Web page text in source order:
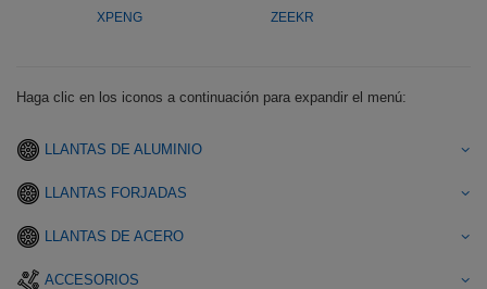
XPENG ZEEKR
Haga clic en los iconos a continuación para expandir el menú:
LLANTAS DE ALUMINIO
LLANTAS FORJADAS
LLANTAS DE ACERO
ACCESORIOS